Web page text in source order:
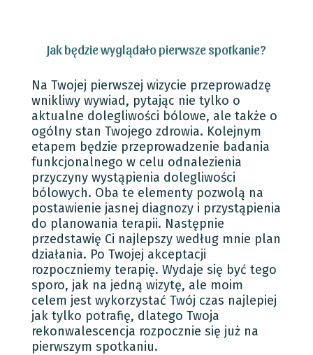
Jak będzie wyglądało pierwsze spotkanie?
Na Twojej pierwszej wizycie przeprowadzę
wnikliwy wywiad, pytając nie tylko o
aktualne dolegliwości bólowe, ale także o
ogólny stan Twojego zdrowia. Kolejnym
etapem będzie przeprowadzenie badania
funkcjonalnego w celu odnalezienia
przyczyny wystąpienia dolegliwości
bólowych. Oba te elementy pozwolą na
postawienie jasnej diagnozy i przystąpienia
do planowania terapii. Następnie
przedstawię Ci najlepszy według mnie plan
działania. Po Twojej akceptacji
rozpoczniemy terapię. Wydaje się być tego
sporo, jak na jedną wizytę, ale moim
celem jest wykorzystać Twój czas najlepiej
jak tylko potrafię, dlatego Twoja
rekonwalescencja rozpocznie się już na
pierwszym spotkaniu.